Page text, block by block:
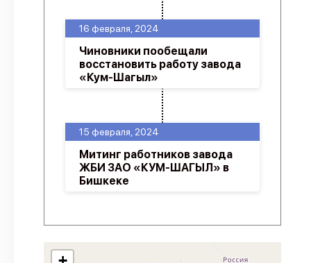
15 февраля, 2024
Митинг работников завода
ЖБИ ЗАО «КУМ-ШАГЫЛ» в
Бишкеке
16 февраля, 2024
Чиновники пообещали
восстановить работу завода
«Кум-Шагыл»